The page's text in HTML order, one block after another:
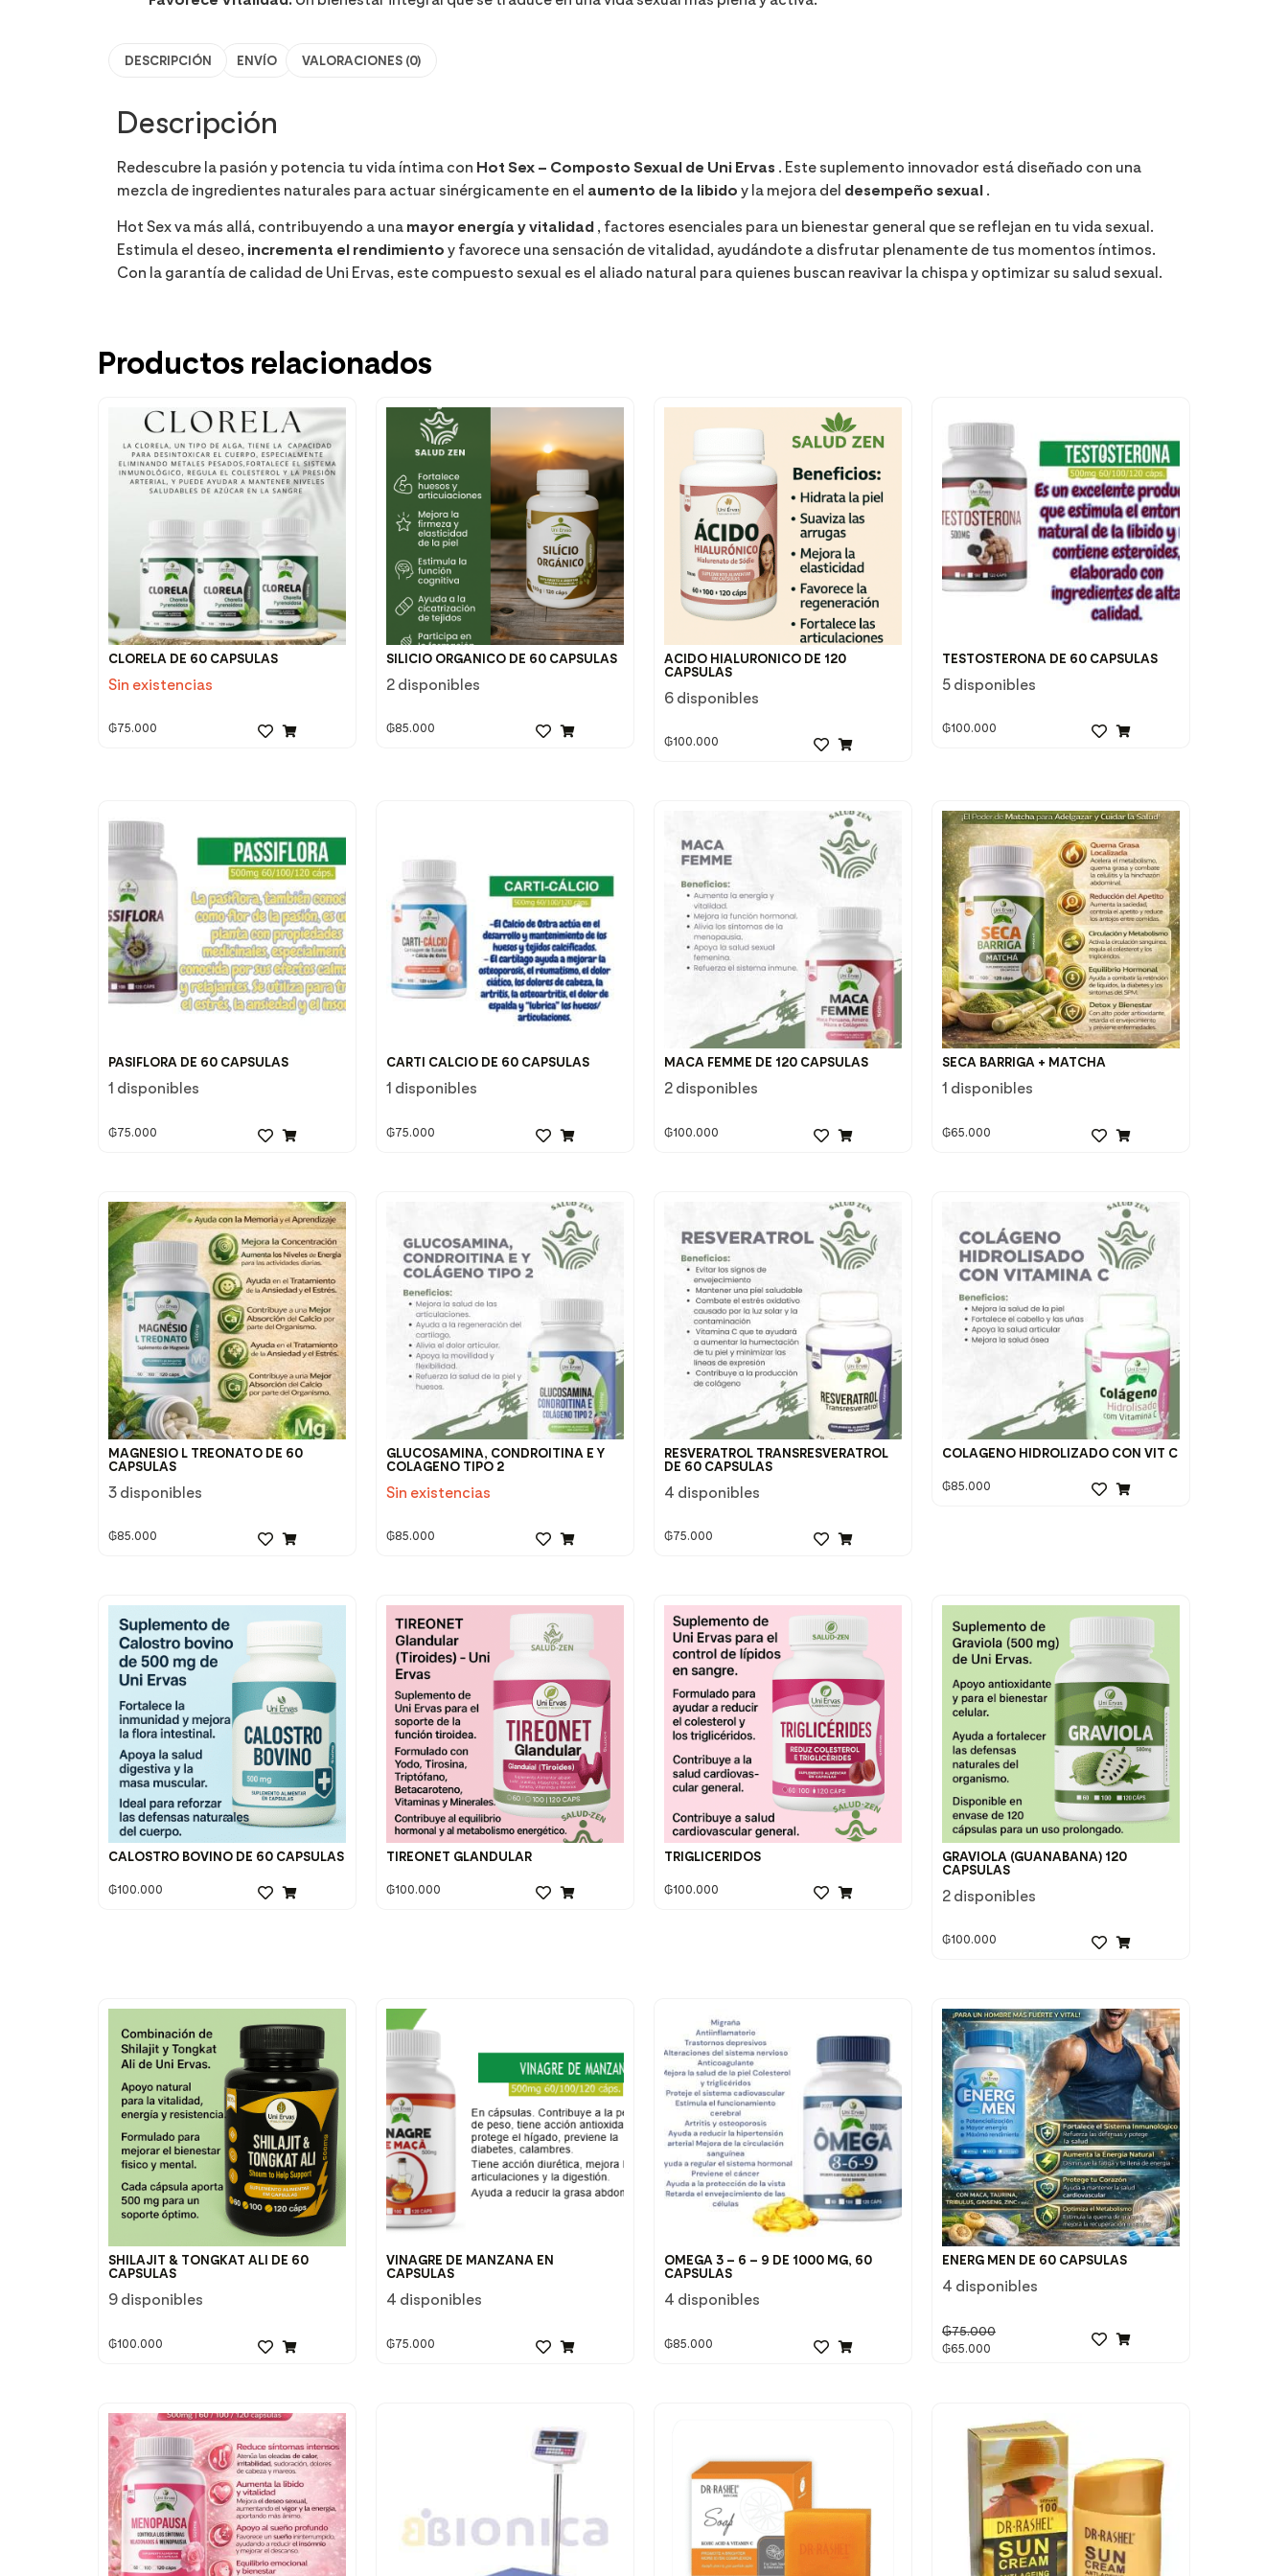
DESCRIPCIÓN ENVÍO VALORACIONES (0)
Descripción
Redescubre la pasión y potencia tu vida íntima con Hot Sex – Composto Sexual de Uni Ervas . Este suplemento innovador está diseñado con una
mezcla de ingredientes naturales para actuar sinérgicamente en el aumento de la libido y la mejora del desempeño sexual .
Hot Sex va más allá, contribuyendo a una mayor energía y vitalidad , factores esenciales para un bienestar general que se reflejan en tu vida sexual.
Estimula el deseo, incrementa el rendimiento y favorece una sensación de vitalidad, ayudándote a disfrutar plenamente de tus momentos íntimos.
Con la garantía de calidad de Uni Ervas, este compuesto sexual es el aliado natural para quienes buscan reavivar la chispa y optimizar su salud sexual.
Productos relacionados
CLORELA DE 60 CAPSULAS
Sin existencias
₲75.000
SILICIO ORGANICO DE 60 CAPSULAS
2 disponibles
₲85.000
ACIDO HIALURONICO DE 120
CAPSULAS
6 disponibles
₲100.000
TESTOSTERONA DE 60 CAPSULAS
5 disponibles
₲100.000
PASIFLORA DE 60 CAPSULAS
1 disponibles
₲75.000
CARTI CALCIO DE 60 CAPSULAS
1 disponibles
₲75.000
MACA FEMME DE 120 CAPSULAS
2 disponibles
₲100.000
SECA BARRIGA + MATCHA
1 disponibles
₲65.000
MAGNESIO L TREONATO DE 60
CAPSULAS
3 disponibles
₲85.000
GLUCOSAMINA, CONDROITINA E Y
COLAGENO TIPO 2
Sin existencias
₲85.000
RESVERATROL TRANSRESVERATROL
DE 60 CAPSULAS
4 disponibles
₲75.000
COLAGENO HIDROLIZADO CON VIT C
₲85.000
CALOSTRO BOVINO DE 60 CAPSULAS
₲100.000
TIREONET GLANDULAR
₲100.000
TRIGLICERIDOS
₲100.000
GRAVIOLA (GUANABANA) 120
CAPSULAS
2 disponibles
₲100.000
SHILAJIT & TONGKAT ALI DE 60
CAPSULAS
9 disponibles
₲100.000
VINAGRE DE MANZANA EN
CAPSULAS
4 disponibles
₲75.000
OMEGA 3 – 6 – 9 DE 1000 MG, 60
CAPSULAS
4 disponibles
₲85.000
ENERG MEN DE 60 CAPSULAS
4 disponibles
₲75.000
₲65.000